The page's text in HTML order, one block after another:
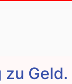
Geld.